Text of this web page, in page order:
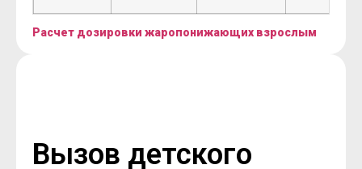
Расчет дозировки жаропонижающих взрослым
Вызов детского